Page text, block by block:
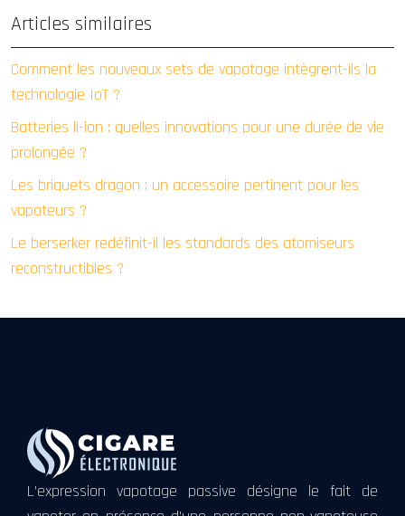
Articles similaires
Comment les nouveaux sets de vapotage intègrent-ils la
technologie IoT ?
Batteries li-ion : quelles innovations pour une durée de vie
prolongée ?
Les briquets dragon : un accessoire pertinent pour les
vapoteurs ?
Le berserker redéfinit-il les standards des atomiseurs
reconstructibles ?
L’expression vapotage passive désigne le fait de